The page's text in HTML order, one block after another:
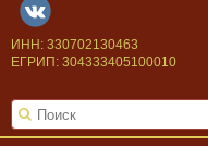
ИНН: 330702130463
ЕГРИП: 304333405100010